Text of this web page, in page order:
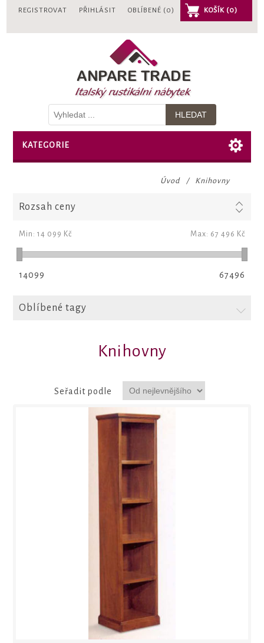
REGISTROVAT PŘIHLÁSIT OBLÍBENÉ (0) KOŠÍK (0)
KATEGORIE
Úvod / Knihovny
Rozsah ceny
Min: 14 099 Kč Max: 67 496 Kč
14099 67496
Oblíbené tagy
Knihovny
Seřadit podle